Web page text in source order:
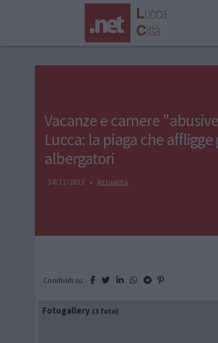
Vacanze e camere
Lucca: la piaga che affligge
albergatori
14/11/2013 • Attualità
Condividi su:
Fotogallery (3 foto)